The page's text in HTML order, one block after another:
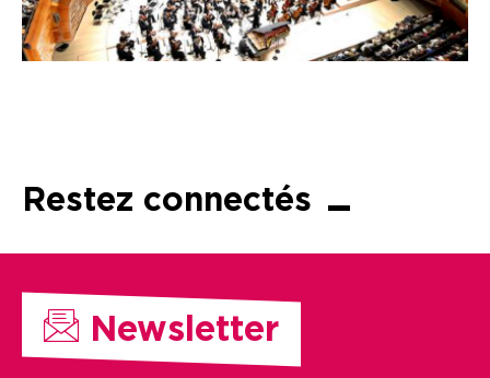
Restez connectés
Newsletter